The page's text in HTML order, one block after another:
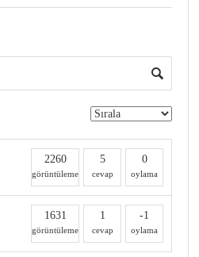
2260
görüntüleme
5
cevap
0
oylama
1631
görüntüleme
1
cevap
-1
oylama